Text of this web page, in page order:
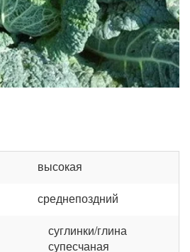
высокая
среднепоздний
суглинки/глина
супесчаная